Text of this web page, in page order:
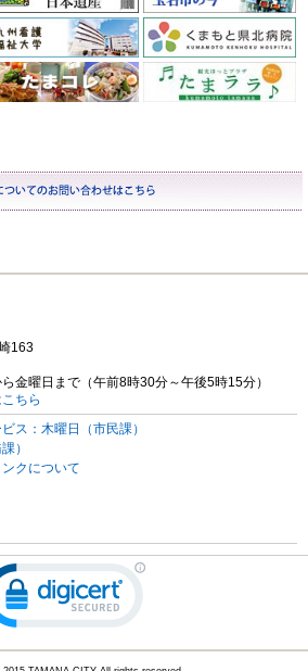
163
金曜日まで（午前8時30分～午後5時15分）
ちら
ス：木曜日（市民課）
）
クについて